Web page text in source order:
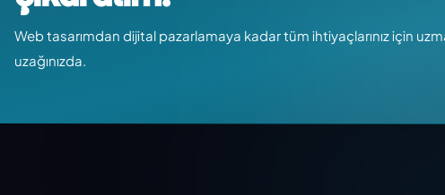
Web tasarımdan dijital pazarlamaya kadar tüm ihtiyaçlarınız için
uzağınızda.